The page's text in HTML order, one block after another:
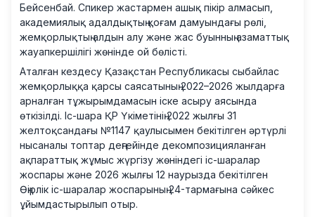
Бейсенбай. Спикер жастармен ашық пікір алмасып,
академиялық адалдықтың қоғам дамуындағы рөлі,
жемқорлықтың алдын алу және жас буынның азаматтық
жауапкершілігі жөнінде ой бөлісті.
Аталған кездесу Қазақстан Республикасы сыбайлас
жемқорлыққа қарсы саясатының 2022–2026 жылдарға
арналған тұжырымдамасын іске асыру аясында
өткізілді. Іс-шара ҚР Үкіметінің 2022 жылғы 31
желтоқсандағы №1147 қаулысымен бекітілген әртүрлі
нысаналы топтар деңгейінде декомпозицияланған
ақпараттық жұмыс жүргізу жөніндегі іс-шаралар
жоспары және 2026 жылғы 12 наурызда бекітілген
Өңірлік іс-шаралар жоспарының 24-тармағына сәйкес
ұйымдастырылып отыр.